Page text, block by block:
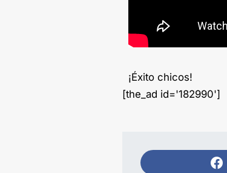
¡Éxito chicos!
[the_ad id='182990']